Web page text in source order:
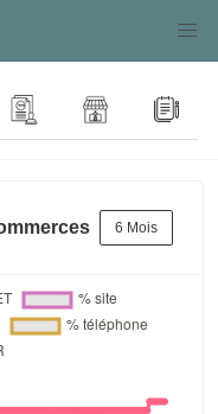
6 Mois